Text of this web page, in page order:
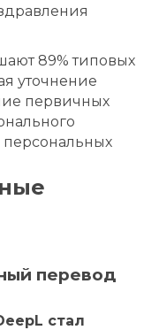
89% типовых
уточнение
первичных
перевод
стал